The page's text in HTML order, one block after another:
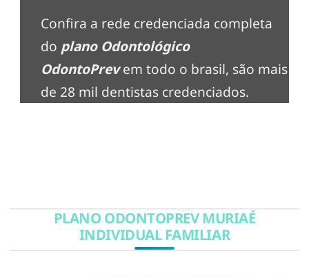
Confira a rede credenciada completa
do plano Odontológico
OdontoPrevem todo o brasil, são mais
de 28 mil dentistas credenciados.
PLANO ODONTOPREV MURIAÉ
INDIVIDUAL FAMILIAR